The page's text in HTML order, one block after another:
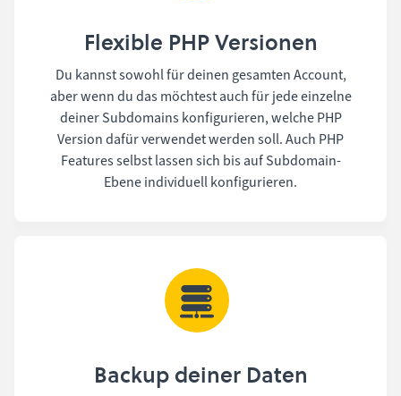
Flexible PHP Versionen
Du kannst sowohl für deinen gesamten Account,
aber wenn du das möchtest auch für jede einzelne
deiner Subdomains konfigurieren, welche PHP
Version dafür verwendet werden soll. Auch PHP
Features selbst lassen sich bis auf Subdomain-
Ebene individuell konfigurieren.
Backup deiner Daten